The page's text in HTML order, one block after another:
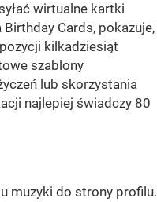
wirtualne kartki
Cards, pokazuje,
kilkadziesiąt
szablony
lub skorzystania
najlepiej świadczy 80
muzyki do strony profilu.